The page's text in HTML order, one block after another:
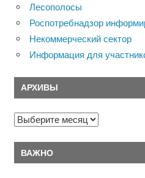
Лесополосы
Роспотребнадзор
Некоммерческий сектор
Информация для
АРХИВЫ
Архивы
ВАЖНО